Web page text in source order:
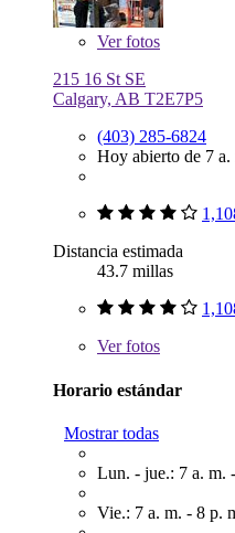
Verfotos
215 16 St SE
Calgary, AB T2E7P5
(403) 285-6824
Hoy abierto de 7
Distancia estimada
43.7 millas
Verfotos
Horario estándar
Mostrar todas
Lun. - jue.: 7 a. m.
Vie.: 7 a. m. - 8 p.